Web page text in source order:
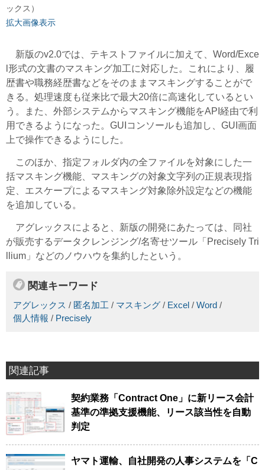
ックス）
拡大画像表示
新版のv2.0では、テキストファイルに加えて、Word/Exce
l形式の文書のマスキング加工に対応した。これにより、履
歴書や職務経歴書などをそのままマスキングすることがで
きる。処理速度も従来比で最大20倍に高速化しているとい
う。また、外部システムからマスキング機能をAPI経由で利
用できるようになった。GUIコンソールも追加し、GUI画面
上で操作できるようにした。
このほか、指定フォルダ内の全ファイルを対象にした一
括マスキング機能、マスキングの対象文字列の正規表現指
定、エスケープによるマスキング対象除外設定などの機能
を追加している。
アグレックスによると、新版の開発にあたっては、同社
が販売するデータクレンジング/名寄せツール「Precisely Tri
llium」などのノウハウを集約したという。
関連キーワード
アグレックス / 匿名加工 / マスキング / Excel / Word /
個人情報 / Precisely
関連記事
契約業務「Contract One」に新リース会計
基準の準拠支援機能、リース該当性を自動
判定
ヤマト運輸、自社開発の人事システムを「C